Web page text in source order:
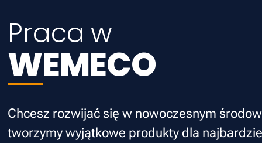
Praca w
WEMECO
Chcesz rozwijać się w nowoczesnym
tworzymy wyjątkowe produkty dla